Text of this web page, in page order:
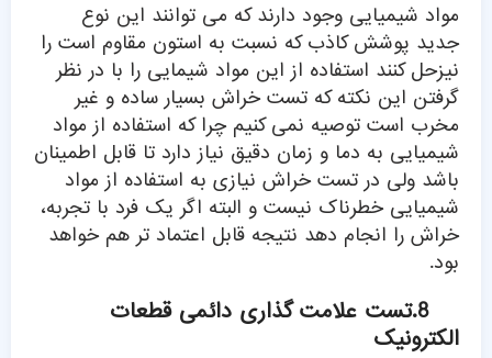
مواد شیمیایی وجود دارند که می توانند این نوع
جدید پوشش کاذب که نسبت به استون مقاوم است را
نیزحل کنند استفاده از این مواد شیمایی را با در نظر
گرفتن این نکته که تست خراش بسیار ساده و غیر
مخرب است توصیه نمی کنیم چرا که استفاده از مواد
شیمیایی به دما و زمان دقیق نیاز دارد تا قابل اطمینان
باشد ولی در تست خراش نیازی به استفاده از مواد
شیمیایی خطرناک نیست و البته اگر یک فرد با تجربه،
خراش را انجام دهد نتیجه قابل اعتماد تر هم خواهد
بود.
8.تست علامت گذاری دائمی قطعات
الکترونیک